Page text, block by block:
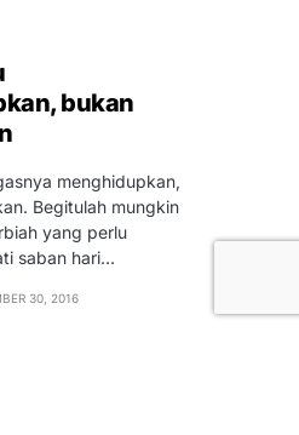
bukan
menghidupkan,
Begitulah mungkin
yang perlu
saban hari…
30, 2016